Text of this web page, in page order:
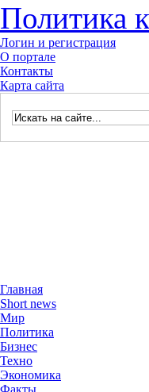
Политика
Логин и регистрация
О портале
Контакты
Карта сайта
Главная
Short news
Мир
Политика
Бизнес
Техно
Экономика